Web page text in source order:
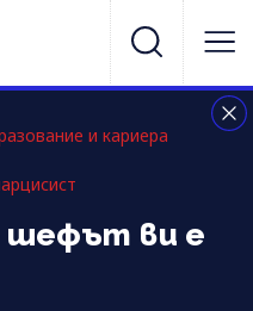
и кариера
шефът ви е